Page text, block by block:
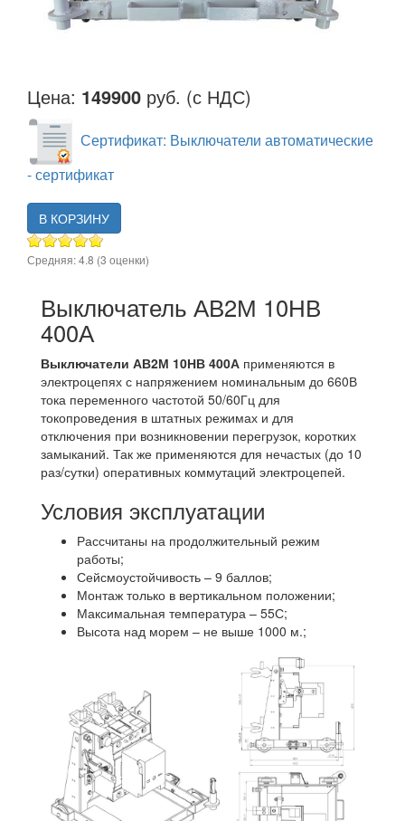
Цена: 149900 руб. (с НДС)
Сертификат: Выключатели автоматические
- сертификат
В КОРЗИНУ
Средняя:4.8 (3 оценки)
Выключатель АВ2М 10НВ
400А
Выключатели АВ2М 10НВ 400А применяются в
электроцепях с напряжением номинальным до 660В
тока переменного частотой 50/60Гц для
токопроведения в штатных режимах и для
отключения при возникновении перегрузок, коротких
замыканий. Так же применяются для нечастых (до 10
раз/сутки) оперативных коммутаций электроцепей.
Условия эксплуатации
Рассчитаны на продолжительный режим
работы;
Сейсмоустойчивость – 9 баллов;
Монтаж только в вертикальном положении;
Максимальная температура – 55С;
Высота над морем – не выше 1000 м.;